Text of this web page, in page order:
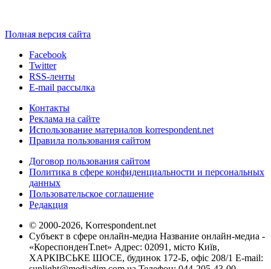
Полная версия сайта
Facebook
Twitter
RSS-ленты
E-mail рассылка
Контакты
Реклама на сайте
Использование материалов korrespondent.net
Правила пользования сайтом
Договор пользования сайтом
Политика в сфере конфиденциальности и персональных
данных
Пользовательское соглашение
Редакция
© 2000-2026, Korrespondent.net
Субъект в сфере онлайн-медиа Название онлайн-медиа -
«КореспонденТ.net» Адрес: 02091, місто Київ,
ХАРКІВСЬКЕ ШОСЕ, будинок 172-Б, офіс 208/1 E-mail: